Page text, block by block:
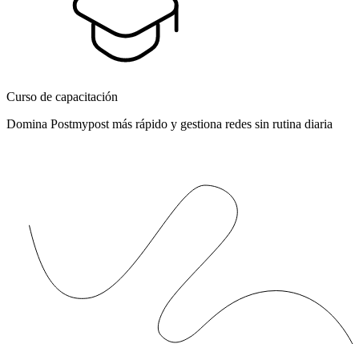
Curso de capacitación
Domina Postmypost más rápido y gestiona redes sin rutina diaria